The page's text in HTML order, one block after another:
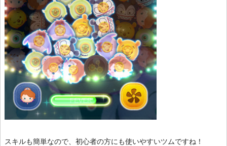
スキルも簡単なので、初心者の方にも使いやすいツムですね！